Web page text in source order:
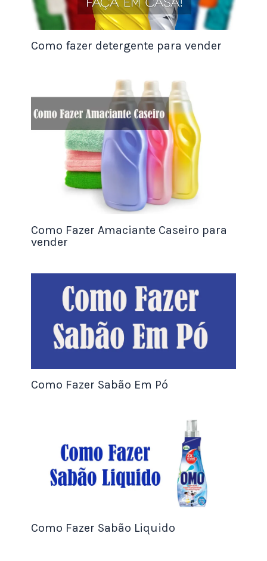
Técnicas de Impermeabilização
Um dos desafios na produção de vasos de gesso é
garantir que a peça resista à umidade. Aprender
toque impermeabilizante pode fazer toda a
Método Caseiro para Impermeabilizar
Ingredientes Básicos:
2 colheres de sopa de cola branca
1 colher de sopa de cola para isopor (cola
Aplicação:
Misture bem os ingredientes até
duas camadas na parte interna do vaso e
uma camada na parte externa, sempre
sobre o gesso já totalmente seco. Essa
técnica ajuda a selar os poros do gesso e
evitar que a umidade comprometa a
Lembre-se: vasos de gesso impermeabilizados são
sendo recomendados para uso em jardins ou
Personalizando Seus Vasos
Para se destacar no mercado, a personalização é
básicas de produção, você pode:
Como fazer detergente para vender
Como Fazer Amaciante Caseiro para
vender
Como Fazer Sabão Em Pó
Como Fazer Sabão Liquido